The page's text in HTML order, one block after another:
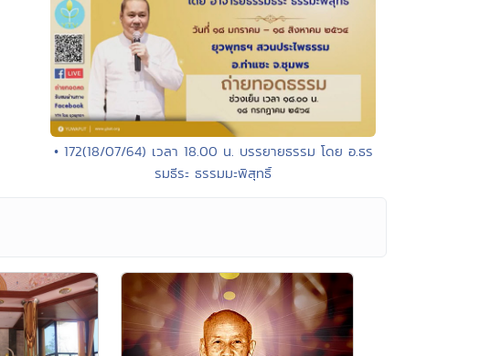
• 172(18/07/64) เวลา 18.00 น. บรรยายธรรม โดย อ.ธร
รมธีระ ธรรมมะพิสุทธิ์